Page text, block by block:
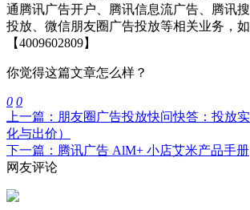
通腾讯广告开户、腾讯信息流广告、腾讯
投放、微信朋友圈广告投放等相关业务，
【4009602809】
你觉得这篇文章怎么样？
0 0
上一篇：朋友圈广告投放快问快答：投放
化与出价）
下一篇：腾讯广告 AlM+ 小店艾米产品手册
网友评论